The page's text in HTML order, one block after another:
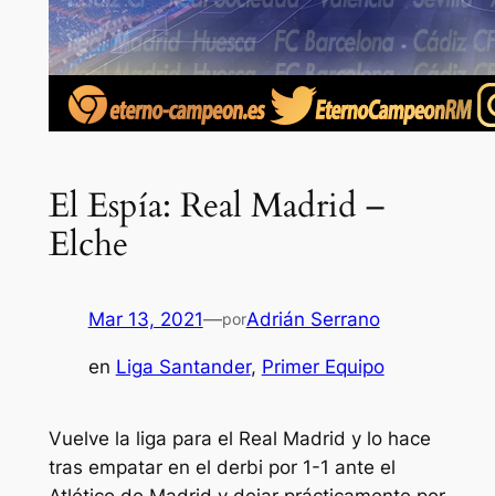
El Espía: Real Madrid –
Elche
Mar 13, 2021—porAdrián Serrano
en Liga Santander, Primer Equipo
Vuelve la liga para el Real Madrid y lo hace
tras empatar en el derbi por 1-1 ante el